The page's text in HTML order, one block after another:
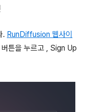
. RunDiffusion 웹사이
튼을 누르고 , Sign Up